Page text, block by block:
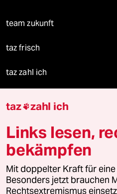
team zukunft
taz frisch
taz zahl ich
Veranstaltungen
Demnächst
taz zahl ich
Links lesen,
bekämpfen
Mit doppelter Kraft für
Besonders jetzt brauchen
Rechtsextremismus